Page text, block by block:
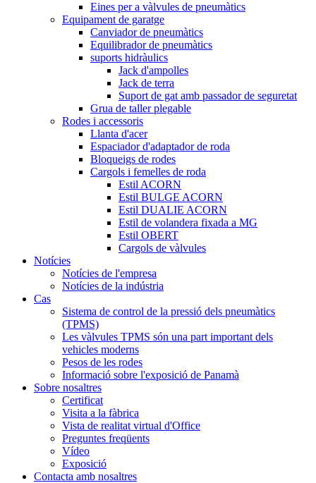
Eines per a vàlvules de pneumàtics
Equipament de garatge
Canviador de pneumàtics
Equilibrador de pneumàtics
suports hidràulics
Jack d'ampolles
Jack de terra
Suport de gat amb passador de seguretat
Grua de taller plegable
Rodes i accessoris
Llanta d'acer
Espaciador d'adaptador de roda
Bloqueigs de rodes
Cargols i femelles de roda
Estil ACORN
Estil BULGE ACORN
Estil DUALIE ACORN
Estil de volandera fixada a MG
Estil OBERT
Cargols de vàlvules
Notícies
Notícies de l'empresa
Notícies de la indústria
Cas
Sistema de control de la pressió dels pneumàtics
(TPMS)
Les vàlvules TPMS són una part important dels
vehicles moderns
Pesos de les rodes
Informació sobre l'exposició de Panamà
Sobre nosaltres
Certificat
Visita a la fàbrica
Vista de realitat virtual d'Office
Preguntes freqüents
Vídeo
Exposició
Contacta amb nosaltres